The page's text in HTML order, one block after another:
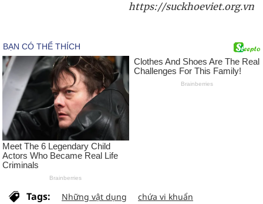
https://suckhoeviet.org.vn
Tags: Những vật dụng
chứa vi khuẩn